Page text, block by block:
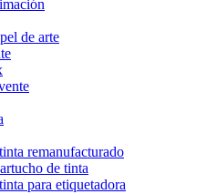
de arte
remanufacturado
de tinta
para etiquetadora